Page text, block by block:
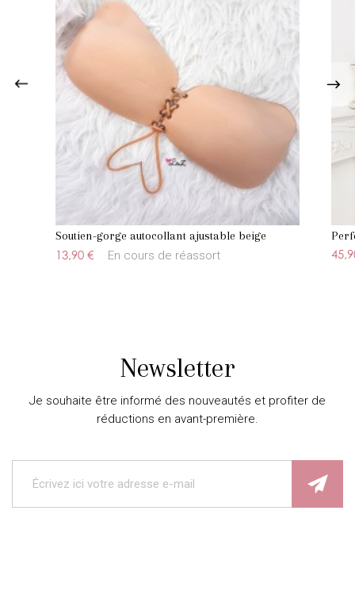
Soutien-gorge autocollant ajustable beige
13,90 €
En cours de réassort
Newsletter
Je souhaite être informé des nouveautés et profiter de
réductions en avant-première.